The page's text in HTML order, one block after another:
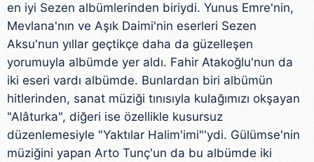
6698 sayılı Kişisel Verilerin Korunması Kanunu uyarınca
hazırlanmış Aydınlatma Metnimizi okumak ve sitemizde
ilgili mevzuata uygun olarak kullanılan çerezlerle ilgili bilgi
almak için lütfentıklayınız .
en iyi Sezen albümlerinden biriydi. Yunus Emre'nin,
Mevlana'nın ve Aşık Daimi'nin eserleri Sezen
Aksu'nun yıllar geçtikçe daha da güzelleşen
yorumuyla albümde yer aldı. Fahir Atakoğlu'nun da
iki eseri vardı albümde. Bunlardan biri albümün
hitlerinden, sanat müziği tınısıyla kulağımızı okşayan
"Alâturka", diğeri ise özellikle kusursuz
düzenlemesiyle "Yaktılar Halim'imi"'ydi. Gülümse'nin
müziğini yapan Arto Tunç'un da bu albümde iki